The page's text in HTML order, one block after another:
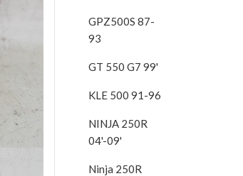
GPZ500S 87-
93
GT 550 G7 99'
KLE 500 91-96
NINJA 250R
04'-09'
Ninja 250R